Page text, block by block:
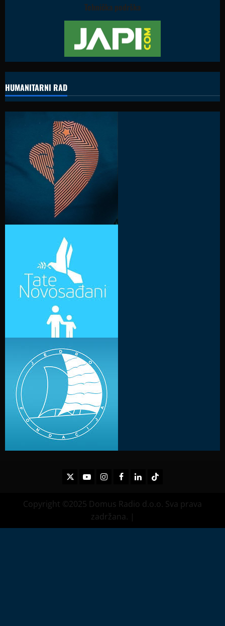
Tehnička podrška
HUMANITARNI RAD
TwitterYoutubeInstagramFacebook
LinkedInTikTok
Copyright ©2025 Domus Radio d.o.o. Sva prava
zadržana. |